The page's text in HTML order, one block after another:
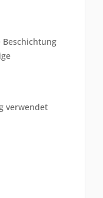
verwendet